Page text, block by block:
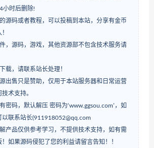
小时后删除!
源码或者教程，可以投稿到本站，分享有金币
，源码，游戏，其他资源部不包含技术服务请
载，请联系站长处理！
出售只是赞助，仅用于本站服务器和日常运营
术支持。
密码，默认解压 密码为‘www.ggsou.com’，如
以联系站长(911918052@qq.com
产品仅供参考学习，不提供技术支持，如有需
如果源码侵犯了您的利益请留言告知！！